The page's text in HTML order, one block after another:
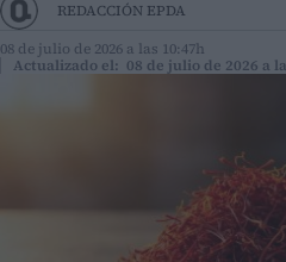
REDACCIÓN EPDA
08 de julio de 2026 a las 10:47h
Actualizado el: 08 de julio de 2026 a